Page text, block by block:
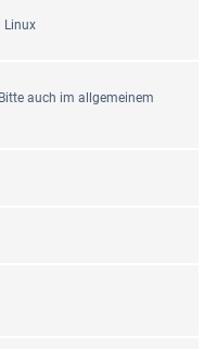
Linux
auch im allgemeinem